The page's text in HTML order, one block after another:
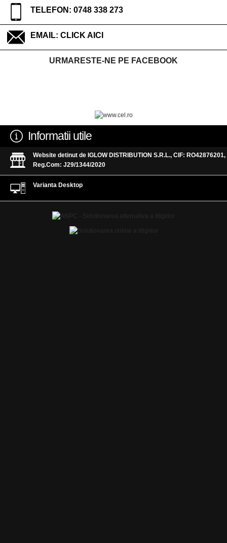
TELEFON: 0748 338 273
EMAIL: CLICK AICI
URMARESTE-NE PE FACEBOOK
Informatii utile
Website detinut de IGLOW DISTRIBUTION S.R.L., CIF: RO42876201,
Reg.Com: J29/1344/2020
Varianta Desktop